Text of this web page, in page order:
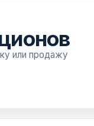
или продажу